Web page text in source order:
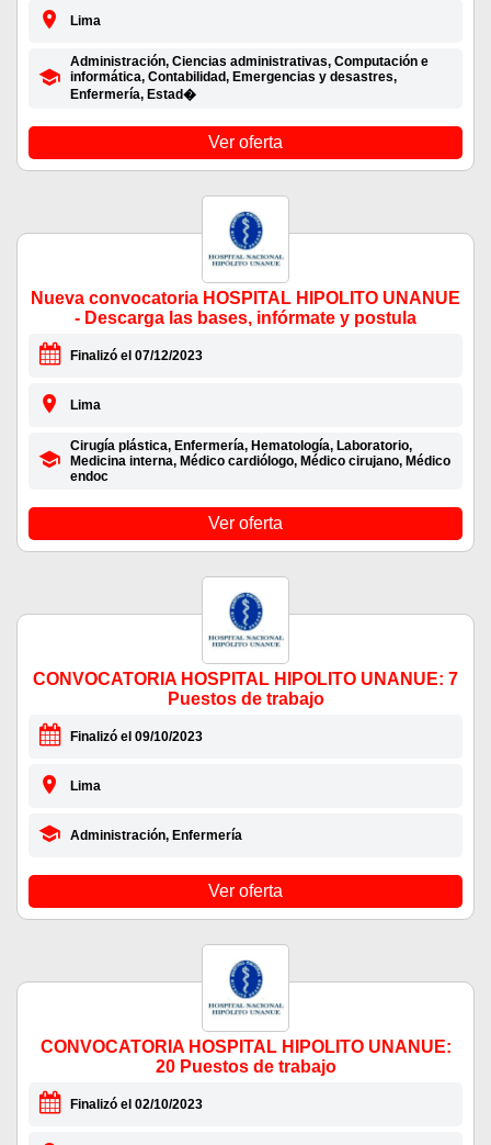
Lima
Administración, Ciencias administrativas, Computación e
informática, Contabilidad, Emergencias y desastres,
Enfermería, Estad�
Ver oferta
Nueva convocatoria HOSPITAL HIPOLITO UNANUE
- Descarga las bases, infórmate y postula
Finalizó el 07/12/2023
Lima
Cirugía plástica, Enfermería, Hematología, Laboratorio,
Medicina interna, Médico cardiólogo, Médico cirujano, Médico
endoc
Ver oferta
CONVOCATORIA HOSPITAL HIPOLITO UNANUE: 7
Puestos de trabajo
Finalizó el 09/10/2023
Lima
Administración, Enfermería
Ver oferta
CONVOCATORIA HOSPITAL HIPOLITO UNANUE:
20 Puestos de trabajo
Finalizó el 02/10/2023